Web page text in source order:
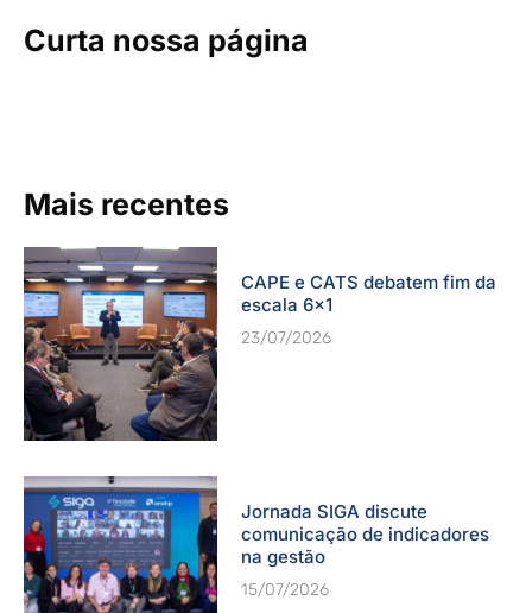
Curta nossa página
Mais recentes
CAPE e CATS debatem fim da
escala 6×1
23/07/2026
Jornada SIGA discute
comunicação de indicadores
na gestão
15/07/2026